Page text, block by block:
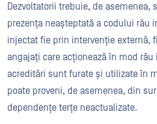
Dezvoltatorii trebuie, de asemenea,
prezența neașteptată a codului rău
injectat fie prin intervenție externă,
angajați care acționează în mod
acreditări sunt furate și utilizate în
poate proveni, de asemenea, din
dependențe terțe neactualizate.